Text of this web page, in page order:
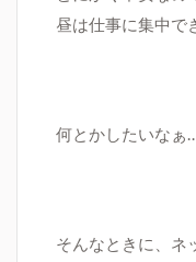
昼は仕事に集中で
何とかしたいなぁ
そんなときに、ネ